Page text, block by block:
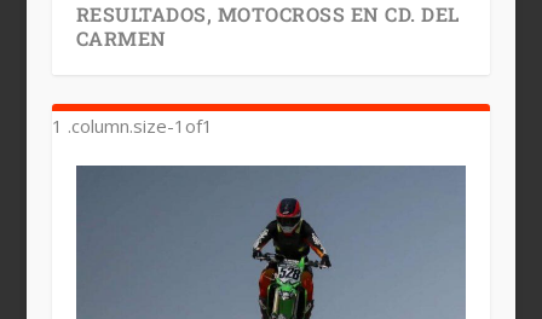
RESULTADOS, MOTOCROSS EN CD. DEL
CARMEN